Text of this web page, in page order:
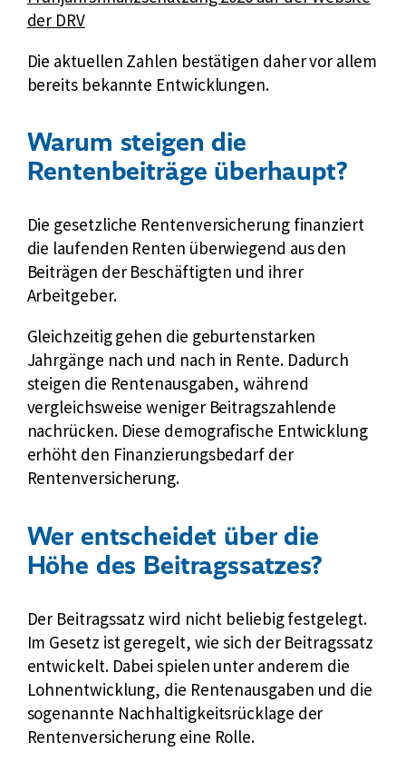
r
s
h
e
R
n
t
e
n
v
e
r
c
h
r
u
g
t
r
n
r
L
i
k
:
der DRV
Die aktuellen Zahlen bestätigen daher vor allem
bereits bekannte Entwicklungen.
Warum steigen die
Rentenbeiträge überhaupt?
Die gesetzliche Rentenversicherung finanziert
die laufenden Renten überwiegend aus den
Beiträgen der Beschäftigten und ihrer
Arbeitgeber.
Gleichzeitig gehen die geburtenstarken
Jahrgänge nach und nach in Rente. Dadurch
steigen die Rentenausgaben, während
vergleichsweise weniger Beitragszahlende
nachrücken. Diese demografische Entwicklung
erhöht den Finanzierungsbedarf der
Rentenversicherung.
Wer entscheidet über die
Höhe des Beitragssatzes?
Der Beitragssatz wird nicht beliebig festgelegt.
Im Gesetz ist geregelt, wie sich der Beitragssatz
entwickelt. Dabei spielen unter anderem die
Lohnentwicklung, die Rentenausgaben und die
sogenannte Nachhaltigkeitsrücklage der
Rentenversicherung eine Rolle.